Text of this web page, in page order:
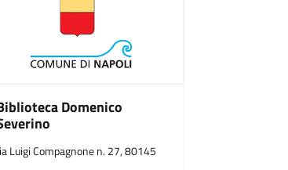
Domenico
Luigi Compagnone n. 27, 80145